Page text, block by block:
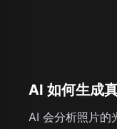
AI 如何生成
AI 会分析照片的